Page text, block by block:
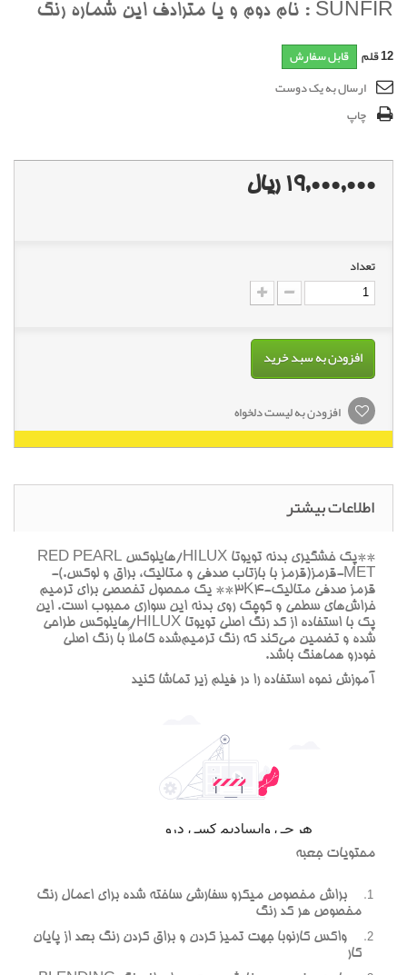
SUNFIR : نام دوم و يا مترادف اين شماره رنگ
12قلم قابل سفارش
ارسال به یک دوست
چاپ
19,000,000 ریال
تعداد
افزودن به سبد خرید
افزودن به لیست دلخواه
اطلاعات بیشتر
**پک خشگيري بدنه تويوتا HILUX/هايلوکس RED PEARL
MET-قرمز(قرمز با بازتاب صدفي و متاليک، براق و لوکس.)-
قرمز صدفي متاليک-3K4** يک محصول تخصصي براي ترميم
خراش‌هاي سطحي و کوچک روي بدنه اين سواري محبوب است. اين
پک با استفاده از کد رنگ اصلي تويوتا HILUX/هايلوکس طراحي
شده و تضمين مي‌کند که رنگ ترميم‌شده کاملاً با رنگ اصلي
خودرو هماهنگ باشد.
آموزش نحوه استفاده را در فيلم زير تماشا کنيد
محتويات جعبه
براش مخصوص ميکرو سفارشي ساخته شده براي اعمال رنگ
مخصوص هر کد رنگ
واکس کارنوبا جهت تميز کردن و براق کردن رنگ بعد از پايان
کار